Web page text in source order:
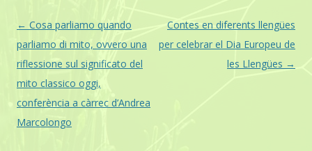
Post
navigation
← Cosa parliamo quando
parliamo di mito, ovvero una
riflessione sul significato del
mito classico oggi,
conferència a càrrec d’Andrea
Marcolongo
Contes en diferents llengües
per celebrar el Dia Europeu de
les Llengües →